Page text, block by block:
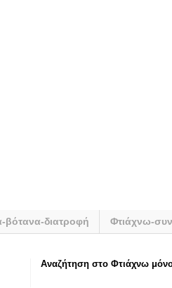
βότανα-διατροφή Φτιάχνω-
Αναζήτηση στο Φτιάχνω